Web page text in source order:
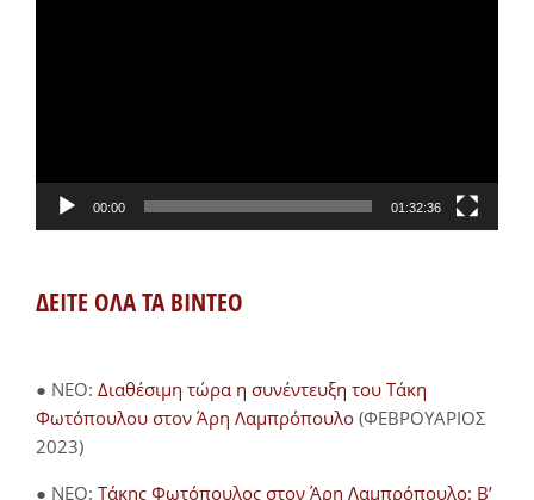
00:00 01:32:36
ΔΕΙΤΕ ΟΛΑ ΤΑ ΒΙΝΤΕΟ
● NEO: Διαθέσιμη τώρα η συνέντευξη του Τάκη
Φωτόπουλου στον Άρη Λαμπρόπουλο (ΦΕΒΡΟΥΑΡΙΟΣ
2023)
● NEO: Τάκης Φωτόπουλος στον Άρη Λαμπρόπουλο: Β’